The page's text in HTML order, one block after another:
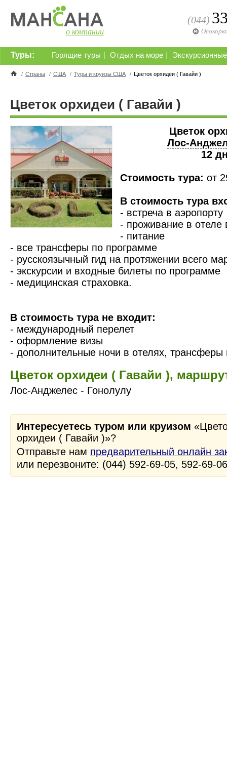
о компании
(044)
Горящие туры Отдых на море
Туры:
/ Страны / США / Туры и круизы США / Цветок орхидеи ( Гавайи )
Цветок орхидеи ( Гавайи )
Цветок
Лос-
12
Стоимость тура: от
В стоимость тура
- встреча в аэропорту
- проживание в отеле
- питание
- все трансферы по программе
- русскоязычный гид на протяжении всего
- экскурсии и входные билеты по программе
- медицинская страховка.
В стоимость тура не входит:
- международный перелет
- оформление визы
- дополнительные ночи в отелях, трансферы
Цветок орхидеи ( Гавайи ),
Лос-Анджелес - Гонолулу
Интересуетесь туром или круизом
орхидеи ( Гавайи )»?
Отправьте нам предварительный онлайн
или перезвоните: (044) 592-69-05, 592-69-06